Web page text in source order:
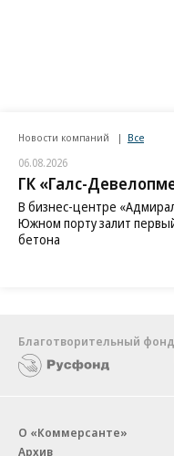
Новости компаний Все
06.08.2026
ГК «Галс-
В бизнес-центре
Южном порту залит
бетона
Благотворительный фонд
О «Коммерсанте»
Архив